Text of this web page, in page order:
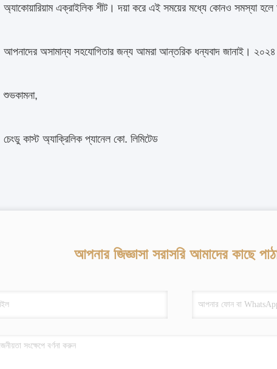
অ্যাকোয়ারিয়াম এক্রাইলিক শীট। দয়া করে এই সময়ের মধ্যে কোনও সমস্যা
আপনাদের অসামান্য সহযোগিতার জন্য আমরা আন্তরিক ধন্যবাদ জানাই।
শুভকামনা,
চেংডু কাস্ট অ্যাক্রিলিক প্যানেল কো. লিমিটেড
আপনার জিজ্ঞাসা সরাসরি আমাদের কাছে